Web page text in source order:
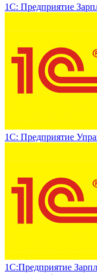
1С: Предприятие
1С: Предприятие
1С:Предприятие